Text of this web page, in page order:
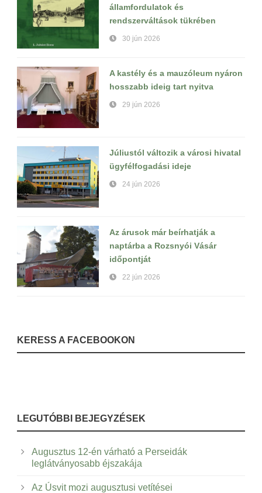
államfordulatok és
rendszerváltások tükrében
30 jún 2026
A kastély és a mauzóleum nyáron
hosszabb ideig tart nyitva
29 jún 2026
Júliustól változik a városi hivatal
ügyfélfogadási ideje
24 jún 2026
Az árusok már beírhatják a
naptárba a Rozsnyói Vásár
időpontját
22 jún 2026
KERESS A FACEBOOKON
LEGUTÓBBI BEJEGYZÉSEK
Augusztus 12-én várható a Perseidák
leglátványosabb éjszakája
Az Úsvit mozi augusztusi vetítései